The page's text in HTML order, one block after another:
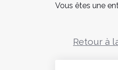
Vous êtes une
Retour à